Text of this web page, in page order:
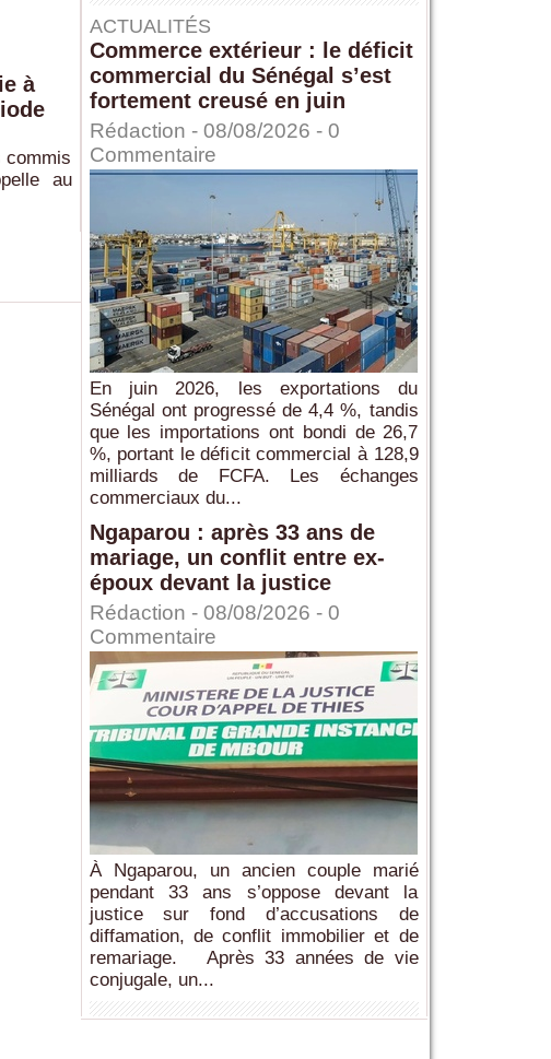
à
commis
au
ACTUALITÉS
Commerce extérieur : le déficit
commercial du Sénégal s’est
fortement creusé en juin
Rédaction - 08/08/2026 - 0
Commentaire
En juin 2026, les exportations du
Sénégal ont progressé de 4,4 %, tandis
que les importations ont bondi de 26,7
%, portant le déficit commercial à 128,9
milliards de FCFA. Les échanges
commerciaux du...
Ngaparou : après 33 ans de
mariage, un conflit entre ex-
époux devant la justice
Rédaction - 08/08/2026 - 0
Commentaire
À Ngaparou, un ancien couple marié
pendant 33 ans s’oppose devant la
justice sur fond d’accusations de
diffamation, de conflit immobilier et de
remariage. Après 33 années de vie
conjugale, un...